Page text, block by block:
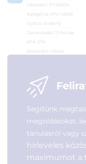
Cikkszám: EY3A009
Kategória: CPU hűtők
Gyártó: Endorfy
Garanciaidő:72 hónap
ÁFA:
27%
Azonosító: 46434
Segítünk
megoldásokat,
tanulásról vagy
hírleveles
maximumot a